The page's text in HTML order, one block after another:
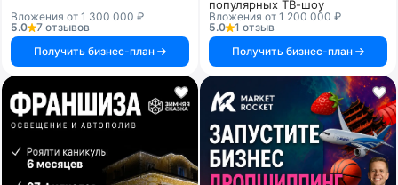
Вложения от 1 300 000 ₽
5.0
7 отзывов
Получить бизнес-план
популярных ТВ-шоу
Вложения от 1 200 000 ₽
5.0
1 отзыв
Получить бизнес-план